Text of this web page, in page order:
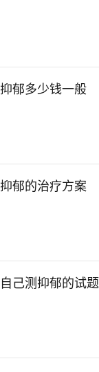
抑郁多少钱一般
抑郁的治疗方案
自己测抑郁的试题